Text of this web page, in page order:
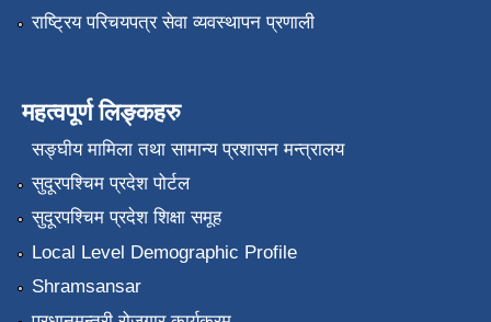
राष्ट्रिय परिचयपत्र सेवा व्यवस्थापन प्रणाली
महत्वपूर्ण लिङ्कहरु
सङ्‍घीय मामिला तथा सामान्य प्रशासन मन्त्रालय
सुदूरपश्चिम प्रदेश पोर्टल
सुदूरपश्चिम प्रदेश शिक्षा समूह
Local Level Demographic Profile
Shramsansar